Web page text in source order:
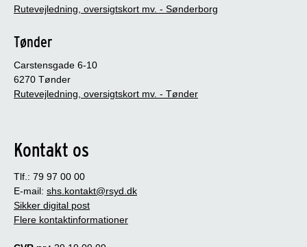
Rutevejledning, oversigtskort mv. - Sønderborg
Tønder
Carstensgade 6-10
6270 Tønder
Rutevejledning, oversigtskort mv. - Tønder
Kontakt os
Tlf.: 79 97 00 00
E-mail: shs.kontakt@rsyd.dk
Sikker digital post
Flere kontaktinformationer